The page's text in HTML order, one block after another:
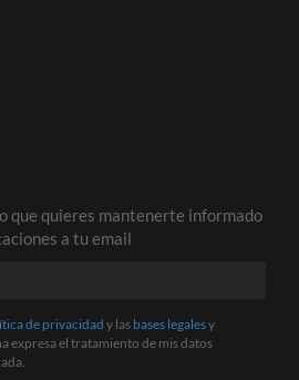
que quieres mantenerte informado
a tu email
de privacidad y las bases legalesy
expresa el tratamiento de mis datos